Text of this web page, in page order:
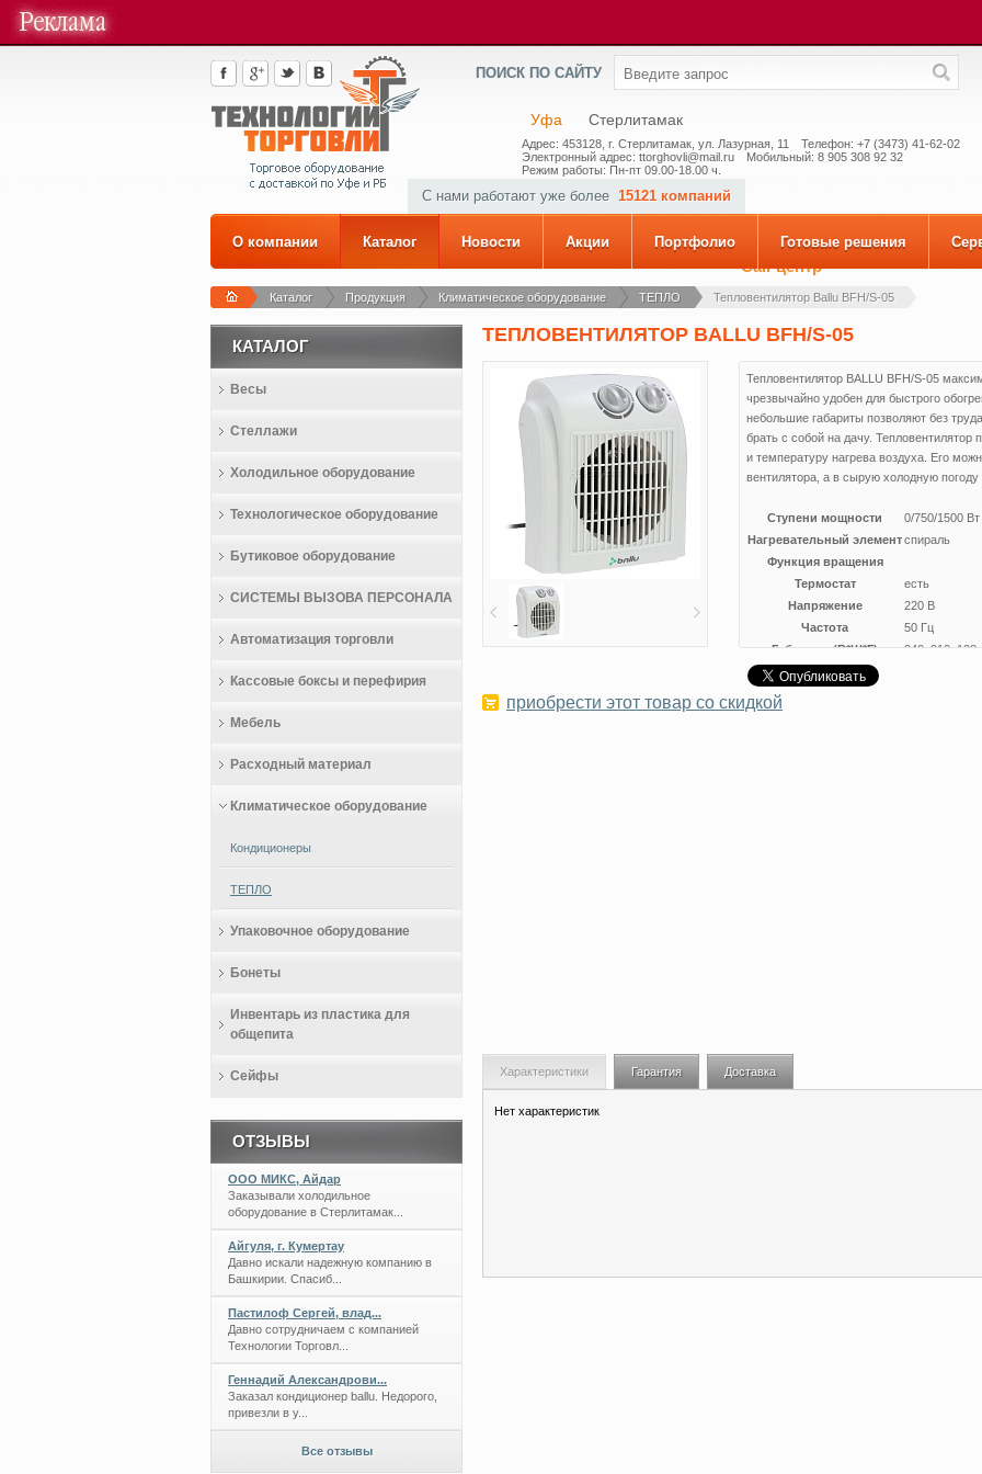
ПОИСК ПО САЙТУ
Уфа Стерлитамак
Адрес: 453128, г. Стерлитамак, ул. Лазурная, 11
Телефон: +7 (3473) 41-62-02
Электронный адрес: ttorghovli@mail.ru
Мобильный: 8 905 308 92 32
Режим работы: Пн-пт 09.00-18.00 ч.
Call-центр
С нами работают уже более 15121 компаний
О компании Каталог Новости Акции Портфолио Готовые решения
Каталог Продукция Климатическое оборудование ТЕПЛО Тепловентилятор Ballu BFH/S-05
ТЕПЛОВЕНТИЛЯТОР BALLU BFH/S-05
Тепловентилятор BALLU BFH/S-05
чрезвычайно удобен для быстрого
небольшие габариты позволяют без
брать с собой на дачу. Тепловентилятор
и температуру нагрева воздуха. Его
вентилятора, а в сырую холодную
Ступени мощности
0/750/1500 Вт
Нагревательный элементспираль
Функция вращения
Термостат
есть
Напряжение
220 В
Частота
50 Гц
Габариты (В*Ш*Г)
Вес
приобрести этот товар со скидкой
Характеристики Гарантия Доставка
Нет характеристик
КАТАЛОГ
Весы
Стеллажи
Холодильное оборудование
Технологическое оборудование
Бутиковое оборудование
СИСТЕМЫ ВЫЗОВА ПЕРСОНАЛА
Автоматизация торговли
Кассовые боксы и перефирия
Мебель
Расходный материал
Климатическое оборудование
Кондиционеры
ТЕПЛО
Упаковочное оборудование
Бонеты
Инвентарь из пластика для
общепита
Сейфы
ОТЗЫВЫ
ООО МИКС, Айдар
Заказывали холодильное
оборудование в Стерлитамак...
Айгуля, г. Кумертау
Давно искали надежную компанию в
Башкирии. Спасиб...
Пастилоф Сергей, влад...
Давно сотрудничаем с компанией
Технологии Торговл...
Геннадий Александрови...
Заказал кондиционер ballu. Недорого,
привезли в у...
Все отзывы